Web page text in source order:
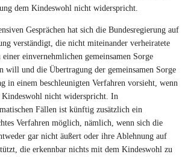
dem Kindeswohl nicht widerspricht.
Gesprächen hat sich die Bundesregierung auf
verständigt, die nicht miteinander verheiratete
einvernehmlichen gemeinsamen Sorge
will und die Übertragung der gemeinsamen Sorge
in einem beschleunigten Verfahren vorsieht, wenn
Kindeswohl nicht widerspricht. In
Fällen ist künftig zusätzlich ein
Verfahren möglich, nämlich, wenn sich die
gar nicht äußert oder ihre Ablehnung auf
die erkennbar nichts mit dem Kindeswohl zu